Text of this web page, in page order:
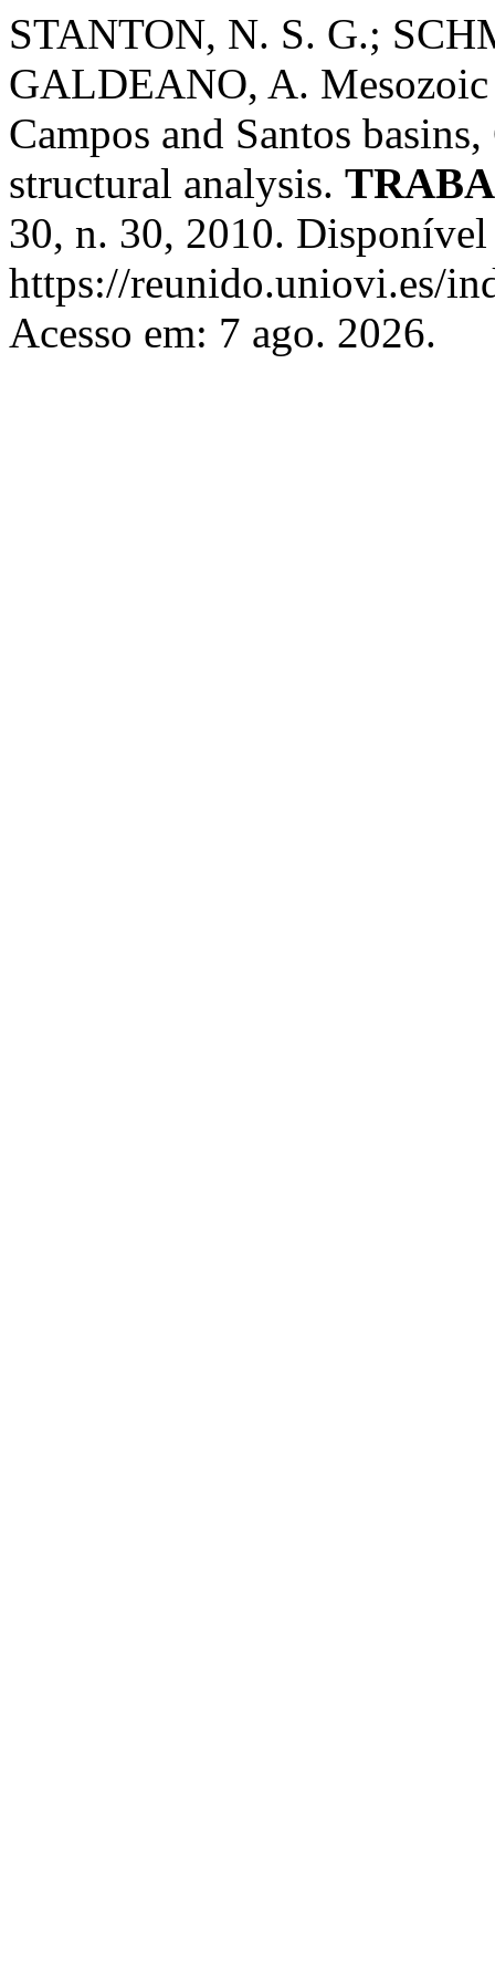
STANTON, N. S. G.;
GALDEANO, A.
Campos and Santos
structural analysis.
30, n. 30, 2010. Disponível
https://reunido.uniovi.es/
Acesso em: 7 ago. 2026.